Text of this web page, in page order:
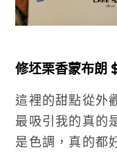
修坯栗香蒙布朗
這裡的甜點從外
最吸引我的真的
是色調，真的都